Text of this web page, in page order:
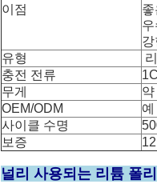
이점
유형
충전 전류
무게
OEM/ODM
예
사이클 수명
보증
널리 사용되는 리튬 폴